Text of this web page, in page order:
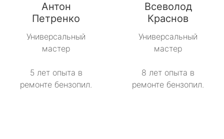
Антон
Петренко
Универсальный
мастер
5 лет опыта в
ремонте бензопил.
Всеволод
Краснов
Универсальный
мастер
8 лет опыта в
ремонте бензопил.